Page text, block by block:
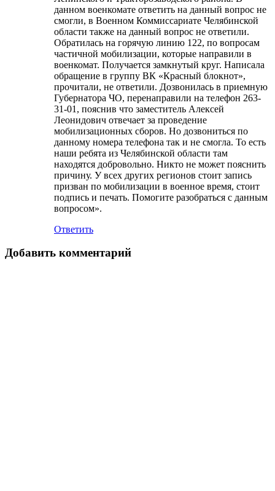
данном военкомате ответить на данный вопрос не
смогли, в Военном Коммиссариате Челябинской
области также на данный вопрос не ответили.
Обратилась на горячую линию 122, по вопросам
частичной мобилизации, которые направили в
военкомат. Получается замкнутый круг. Написала
обращение в группу ВК «Красный блокнот»,
прочитали, не ответили. Дозвонилась в приемную
Губернатора ЧО, перенаправили на телефон 263-
31-01, пояснив что заместитель Алексей
Леонидович отвечает за проведение
мобилизационных сборов. Но дозвониться по
данному номера телефона так и не смогла. То есть
наши ребята из Челябинской области там
находятся добровольно. Никто не может пояснить
причину. У всех других регионов стоит запись
призван по мобилизации в военное время, стоит
подпись и печать. Помогите разобраться с данным
вопросом».
Ответить
Добавить комментарий